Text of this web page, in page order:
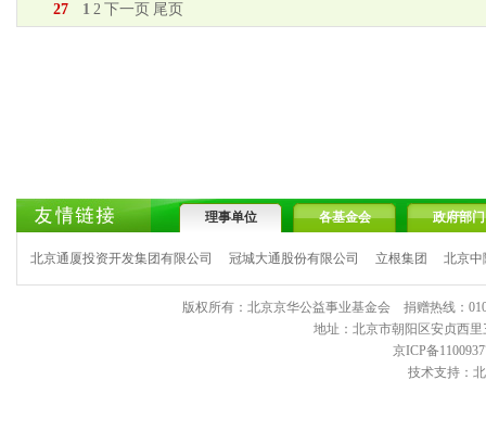
27 1 2 下一页 尾页
理事单位 各基金会 政府部门
北京通厦投资开发集团有限公司 冠城大通股份有限公司 立根集团 北京中
版权所有：北京京华公益事业基金会 捐赠热线：
地址：北京市朝阳区安贞西
京ICP备
技术支持：